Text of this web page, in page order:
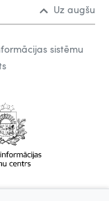
Uz augšu
sistēmu